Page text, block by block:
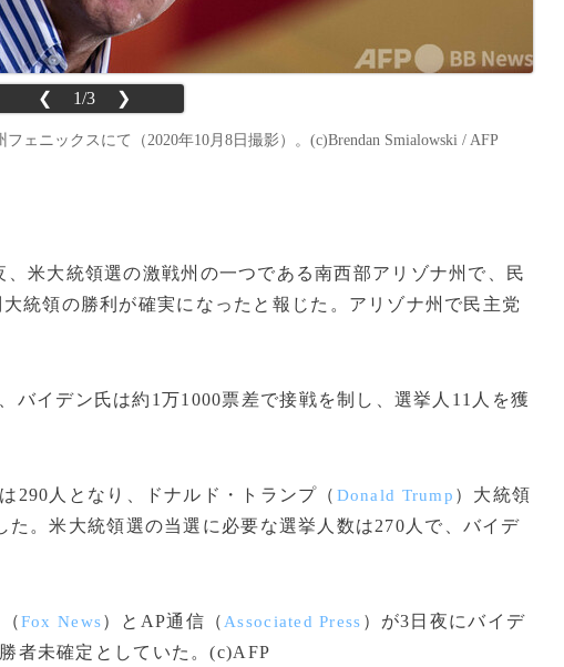
❮ 1/3 ❯
ェニックスにて（2020年10月8日撮影）。(c)Brendan Smialowski / AFP
、米大統領選の激戦州の一つである南西部アリゾナ州で、民
大統領の勝利が確実になったと報じた。アリゾナ州で民主党
バイデン氏は約1万1000票差で接戦を制し、選挙人11人を獲
290人となり、ドナルド・トランプ（ Donald Trump ）大統領
。米大統領選の当選に必要な選挙人数は270人で、バイデ
Fox News）とAP通信（ Associated Press ）が3日夜にバイデ
者未確定としていた。(c)AFP